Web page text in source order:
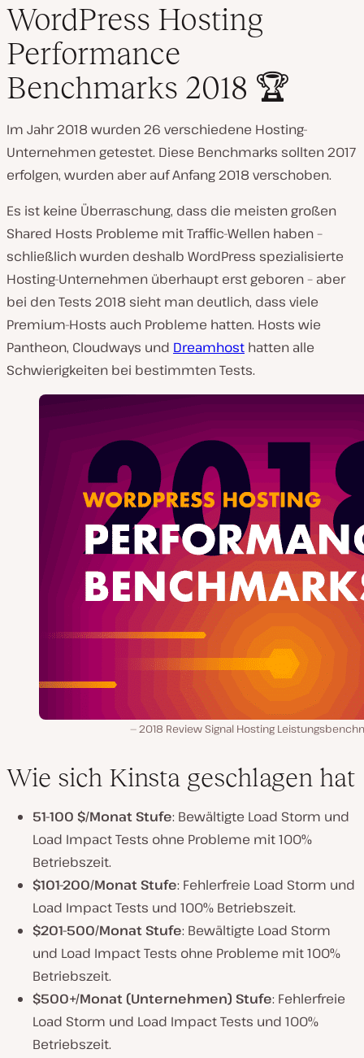
WordPress Hosting
Performance
Benchmarks 2018 🏆
Im Jahr 2018 wurden 26 verschiedene Hosting-
Unternehmen getestet. Diese Benchmarks sollten 2017
erfolgen, wurden aber auf Anfang 2018 verschoben.
Es ist keine Überraschung, dass die meisten großen
Shared Hosts Probleme mit Traffic-Wellen haben –
schließlich wurden deshalb WordPress spezialisierte
Hosting-Unternehmen überhaupt erst geboren – aber
bei den Tests 2018 sieht man deutlich, dass viele
Premium-Hosts auch Probleme hatten. Hosts wie
Pantheon, Cloudways und Dreamhost hatten alle
Schwierigkeiten bei bestimmten Tests.
2018 Review Signal Hosting
Wie sich Kinsta geschlagen hat
51-100 $/Monat Stufe: Bewältigte Load Storm und
Load Impact Tests ohne Probleme mit 100%
Betriebszeit.
$101-200/Monat Stufe: Fehlerfreie Load Storm und
Load Impact Tests und 100% Betriebszeit.
$201-500/Monat Stufe: Bewältigte Load Storm
und Load Impact Tests ohne Probleme mit 100%
Betriebszeit.
$500+/Monat (Unternehmen) Stufe: Fehlerfreie
Load Storm und Load Impact Tests und 100%
Betriebszeit.